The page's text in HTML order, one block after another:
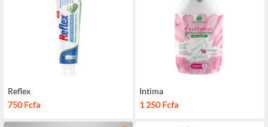
Reflex
750 Fcfa
Intima
1 250 Fcfa